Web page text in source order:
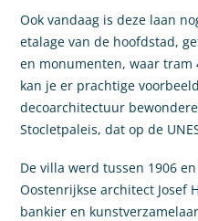
Ook vandaag is deze laan
etalage van de hoofdstad,
en monumenten, waar
kan je er prachtige
decoarchitectuur
Stocletpaleis, dat op de
De villa werd tussen 1906
Oostenrijkse architect Josef
bankier en